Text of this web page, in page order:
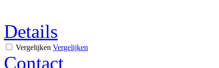
Details
Vergelijken Vergelijken
Contact